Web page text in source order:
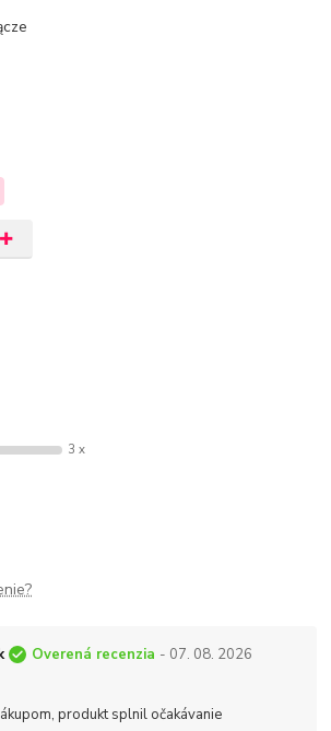
3 x
Overená recenzia - 07. 08. 2026
produkt splnil očakávanie